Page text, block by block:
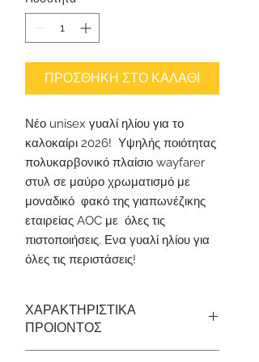
ΠΡΟΣΘΗΚΗ ΣΤΟ ΚΑΛΑΘΙ
Νέο unisex γυαλί ηλίου για το
καλοκαίρι 2026! Υψηλής ποιότητας
πολυκαρβονικό πλαίσιο wayfarer
στυλ σε μαύρο χρωματισμό με
μοναδικό φακό της γιαπωνέζικης
εταιρείας AOC με όλες τις
πιστοποιήσεις. Ενα γυαλί ηλίου για
όλες τις περιστάσεις!
ΧΑΡΑΚΤΗΡΙΣΤΙΚΑ
ΠΡΟΙΟΝΤΟΣ